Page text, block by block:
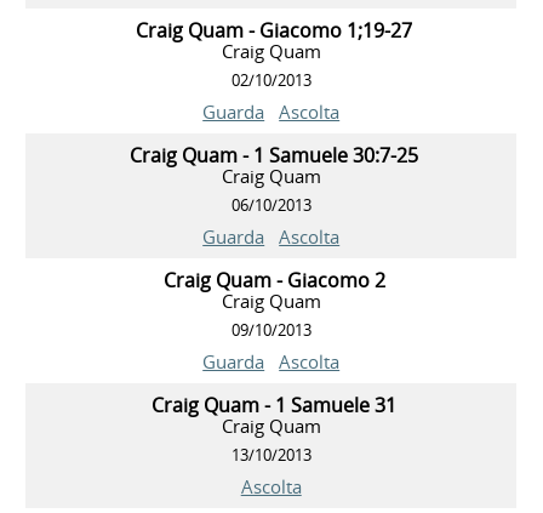
Craig Quam - Giacomo 1;19-27
Craig Quam
02/10/2013
Guarda Ascolta
Craig Quam - 1 Samuele 30:7-25
Craig Quam
06/10/2013
Guarda Ascolta
Craig Quam - Giacomo 2
Craig Quam
09/10/2013
Guarda Ascolta
Craig Quam - 1 Samuele 31
Craig Quam
13/10/2013
Ascolta